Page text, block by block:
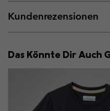
Kundenrezensionen
Das Könnte Dir Auch